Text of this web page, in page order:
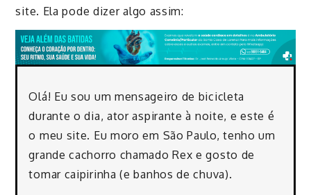
site. Ela pode dizer algo assim:
Olá! Eu sou um mensageiro de bicicleta
durante o dia, ator aspirante à noite, e este é
o meu site. Eu moro em São Paulo, tenho um
grande cachorro chamado Rex e gosto de
tomar caipirinha (e banhos de chuva).